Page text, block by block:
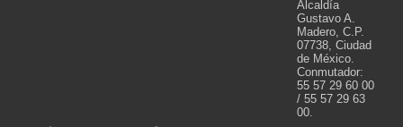
Alcaldía
Gustavo A.
Madero, C.P.
07738, Ciudad
de México.
Conmutador:
55 57 29 60 00
/ 55 57 29 63
00.